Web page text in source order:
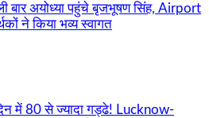
बार अयोध्या पहुंचे बृजभूषण सिंह, Airport
ने किया भव्य स्वागत
में 80 से ज्यादा गड्ढे! Lucknow-